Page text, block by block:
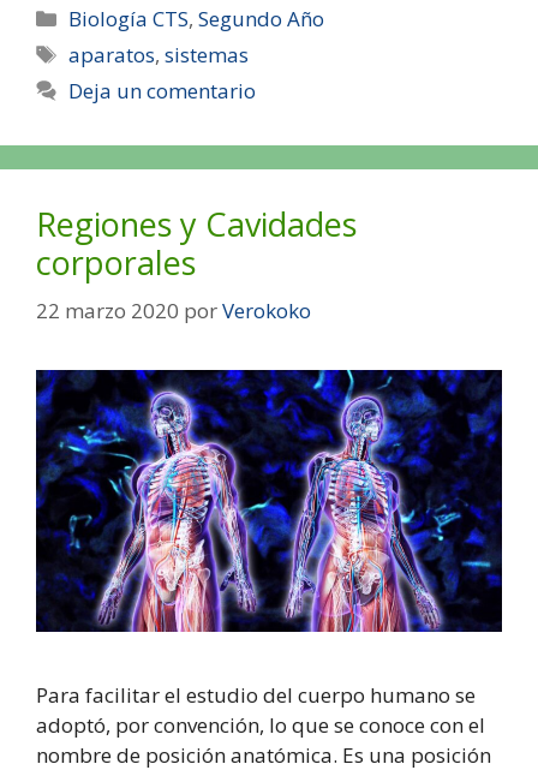
Biología CTS,Segundo Año
aparatos,sistemas
Deja un comentario
Regiones y Cavidades
corporales
22 marzo 2020 porVerokoko
Para facilitar el estudio del cuerpo humano se
adoptó, por convención, lo que se conoce con el
nombre de posición anatómica. Es una posición